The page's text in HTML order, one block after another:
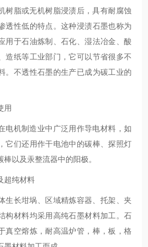
脂或无机树脂浸渍后，具有耐腐蚀
透性低的特点。这种浸渍石墨也称为
用于石油炼制、石化、湿法冶金、酸
造纸等工业部门，它可以节省很多不
。不透性石墨的生产已成为碳工业的
用
机制造业中广泛用作导电材料，如
它们还用作干电池中的碳棒、探照灯
以及汞整流器中的阳极。
超纯材料
长坩埚、区域精炼容器、托架、夹
构材料均采用高纯石墨材料加工。石
真空熔炼，耐高温炉管，棒，板，格